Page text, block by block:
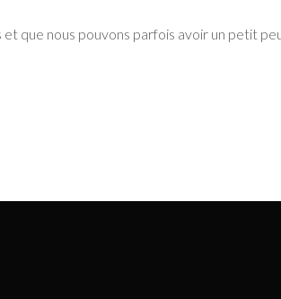
que nous pouvons parfois avoir un petit